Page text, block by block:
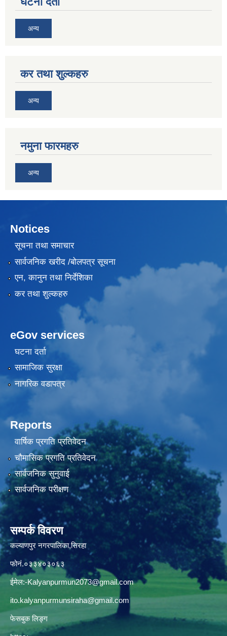
अन्य
कर तथा शुल्कहरु
अन्य
नमुना फारमहरु
अन्य
Notices
सूचना तथा समाचार
सार्वजनिक खरीद /बोलपत्र सूचना
एन, कानुन तथा निर्देशिका
कर तथा शुल्कहरु
eGov services
घटना दर्ता
सामाजिक सुरक्षा
नागरिक वडापत्र
Reports
वार्षिक प्रगति प्रतिवेदन
चौमासिक प्रगति प्रतिवेदन
सार्वजनिक सुनुवाई
सार्वजनिक परीक्षण
सम्पर्क विवरण
कल्याणपुर नगरपालिका,सिरहा
फोनं.०३३४०३०६३
ईमेल:-Kalyanpurmun2073@gmail.com
ito.kalyanpurmunsiraha@gmail.com
फेसबुक लिङ्ग